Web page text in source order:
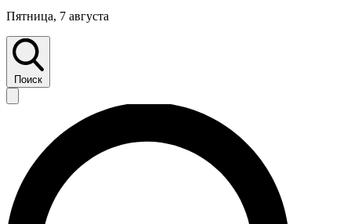
Пятница, 7 августа
Поиск